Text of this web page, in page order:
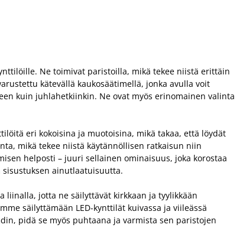
Ne toimivat paristoilla, mikä tekee niistä erittäin
kätevällä kaukosäätimellä, jonka avulla voit
kuin juhlahetkiinkin. Ne ovat myös erinomainen valinta
eri kokoisina ja muotoisina, mikä takaa, että löydät
mikä tekee niistä käytännöllisen ratkaisun niin
helposti – juuri sellainen ominaisuus, joka korostaa
ainutlaatuisuutta.
liinalla, jotta ne säilyttävät kirkkaan ja tyylikkään
säilyttämään LED-kynttilät kuivassa ja viileässä
pidä se myös puhtaana ja varmista sen paristojen